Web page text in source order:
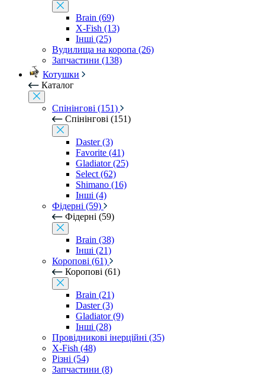
Brain (69)
X-Fish (13)
Інші (25)
Вудилища на коропа (26)
Запчастини (138)
Котушки
Каталог
Спінінгові (151)
Спінінгові (151)
Daster (3)
Favorite (41)
Gladiator (25)
Select (62)
Shimano (16)
Інші (4)
Фідерні (59)
Фідерні (59)
Brain (38)
Інші (21)
Коропові (61)
Коропові (61)
Brain (21)
Daster (3)
Gladiator (9)
Інші (28)
Провідникові інерційні (35)
X-Fish (48)
Різні (54)
Запчастини (8)